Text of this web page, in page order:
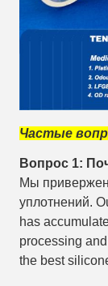
Частые
Вопрос 1:
Мы
уплотнений.
has
processing
the best